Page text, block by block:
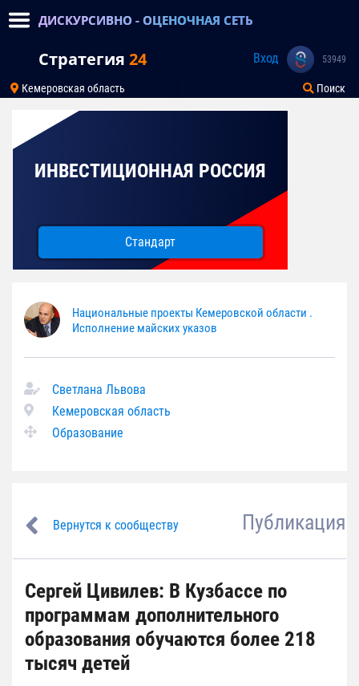
ДИСКУРСИВНО - ОЦЕНОЧНАЯ СЕТЬ
Стратегия 24 Вход 53949
Кемеровская область Поиск
ИНВЕСТИЦИОННАЯ РОССИЯ
Стандарт
Национальные проекты Кемеровской области .
Исполнение майских указов
Светлана Львова
Кемеровская область
Образование
Вернутся к сообществу Публикация
Сергей Цивилев: В Кузбассе по
программам дополнительного
образования обучаются более 218
тысяч детей